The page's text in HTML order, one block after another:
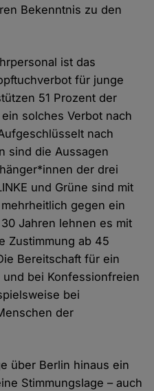
Bekenntnis zu den
ist das
für junge
51 Prozent der
solches Verbot nach
nach
sind die Aussagen
der drei
und Grüne sind mit
gegen ein
Jahren lehnen es mit
Zustimmung ab 45
Bereitschaft für ein
bei Konfessionfreien
bei
der
über Berlin hinaus ein
Stimmungslage – auch